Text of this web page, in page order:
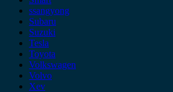
ssangyong
Subaru
Suzuki
Tesla
Toyota
Volkswagen
Volvo
Xev